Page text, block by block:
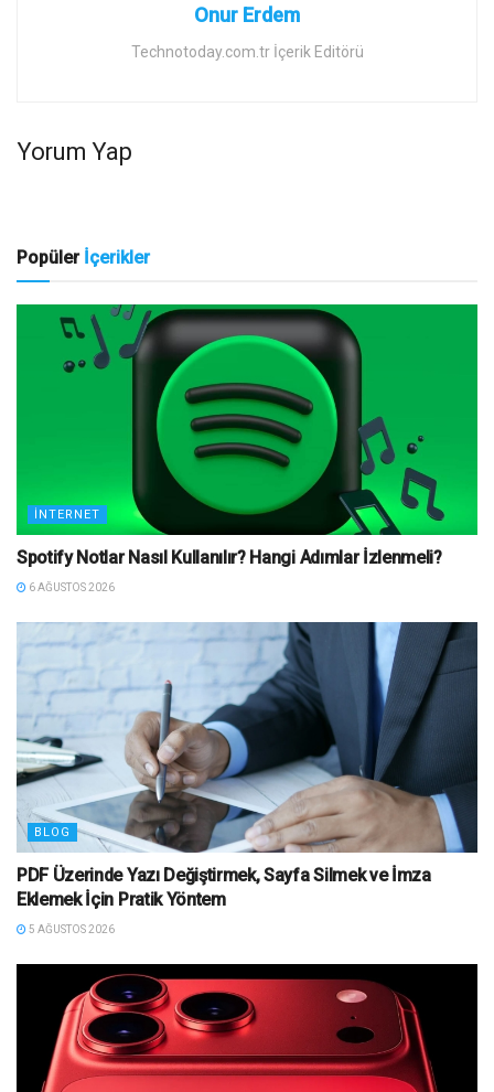
Onur Erdem
Technotoday.com.tr İçerik Editörü
Yorum Yap
Popüler İçerikler
İNTERNET
Spotify Notlar Nasıl Kullanılır? Hangi Adımlar İzlenmeli?
6 AĞUSTOS 2026
BLOG
PDF Üzerinde Yazı Değiştirmek, Sayfa Silmek ve İmza
Eklemek İçin Pratik Yöntem
5 AĞUSTOS 2026